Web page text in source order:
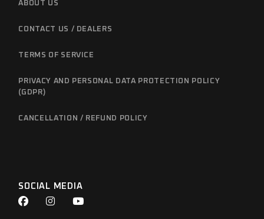
ABOUT US
CONTACT US / DEALERS
TERMS OF SERVICE
PRIVACY AND PERSONAL DATA PROTECTION POLICY
(GDPR)
CANCELLATION / REFUND POLICY
SOCIAL MEDIA